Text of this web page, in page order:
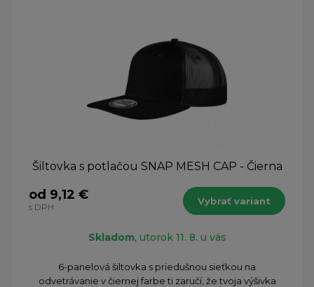
Šiltovka s potlačou SNAP MESH CAP - Čierna
od 9,12 €
s DPH
Vybrať variant
Skladom, utorok 11. 8. u vás
6-panelová šiltovka s priedušnou sieťkou na
odvetrávanie v čiernej farbe ti zaručí, že tvoja výšivka